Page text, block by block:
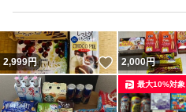
2,999円 いいね！
2,000円
最大10%対象